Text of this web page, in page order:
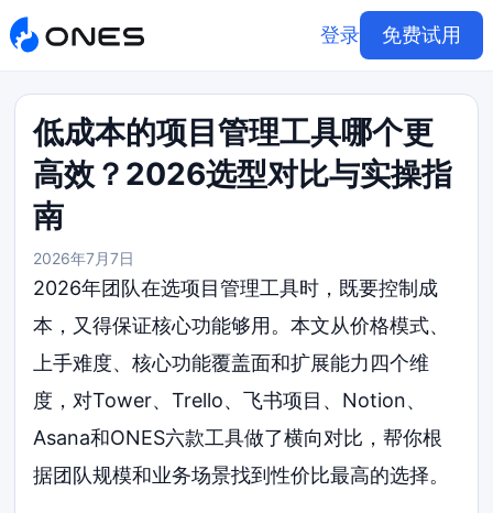
登录 免费试用
低成本的项目管理工具哪个更
高效？2026选型对比与实操指
南
2026年7月7日
2026年团队在选项目管理工具时，既要控制成
本，又得保证核心功能够用。本文从价格模式、
上手难度、核心功能覆盖面和扩展能力四个维
度，对Tower、Trello、飞书项目、Notion、
Asana和ONES六款工具做了横向对比，帮你根
据团队规模和业务场景找到性价比最高的选择。